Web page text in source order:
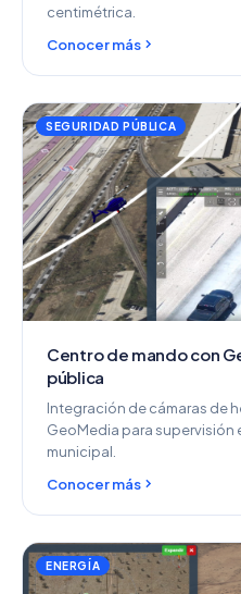
centimétrica.
Conocer más
SEGURIDAD PÚBLICA
Centro de mando con
pública
Integración de cámaras de
GeoMedia para supervisión
municipal.
Conocer más
ENERGÍA